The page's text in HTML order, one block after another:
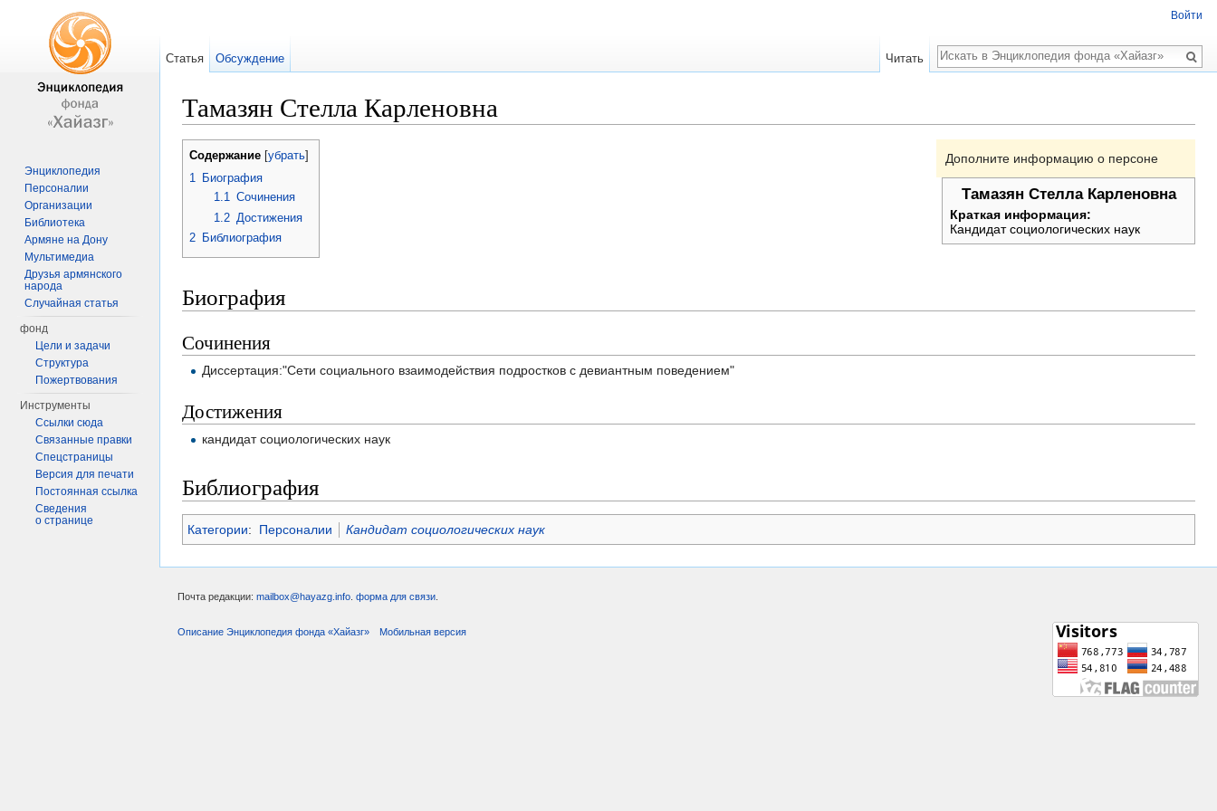
Тамазян Стелла Карленовна
Дополните информацию о персоне
Тамазян Стелла Карленовна
Краткая информация:
Кандидат социологических наук
Содержание убрать
1 Биография
1.1 Сочинения
1.2 Достижения
2 Библиография
Биография
Сочинения
Диссертация:"Сети социального взаимодействия подростков с девиантным поведением"
Достижения
кандидат социологических наук
Библиография
Категории: Персоналии Кандидат социологических наук
Войти
Статья Обсуждение Читать
Поиск
Энциклопедия
Персоналии
Организации
Библиотека
Армяне на Дону
Мультимедиа
Друзья армянского
народа
Случайная статья
фонд
Цели и задачи
Структура
Пожертвования
Инструменты
Ссылки сюда
Связанные правки
Спецстраницы
Версия для печати
Постоянная ссылка
Сведения
о странице
Почта редакции: mailbox@hayazg.info форма для связи
Описание Энциклопедия фонда «Хайазг» Мобильная версия